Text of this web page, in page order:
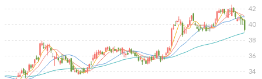
34
36
38
40
42